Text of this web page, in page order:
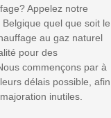
Appelez notre
quel que soit le
au gaz naturel
pour des
commençons par à
délais possible, afin
inutiles.